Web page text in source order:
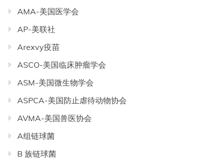
AMA-美国医学会
AP-美联社
Arexvy疫苗
ASCO-美国临床肿瘤学会
ASM-美国微生物学会
ASPCA-美国防止虐待动物协会
AVMA-美国兽医协会
A组链球菌
B 族链球菌